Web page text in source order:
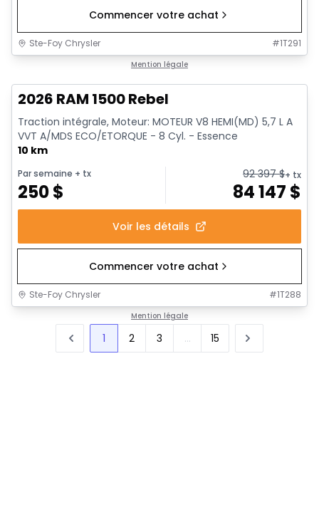
Commencer votre achat
Ste-Foy Chrysler #1T291
Mention légale
2026 RAM 1500 Rebel
Traction intégrale, Moteur: MOTEUR V8 HEMI(MD) 5,7 L A
VVT A/MDS ECO/ETORQUE - 8 Cyl. - Essence
10 km
Par semaine + tx
250$
92 397$+ tx
84 147 $
Voir les détails
Commencer votre achat
Ste-Foy Chrysler #1T288
Mention légale
1 2 3 ... 15